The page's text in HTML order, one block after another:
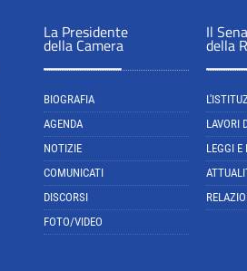
La Presidente
della Camera
BIOGRAFIA
AGENDA
NOTIZIE
COMUNICATI
DISCORSI
FOTO/VIDEO
Il
della
LAVORI
LEGGI E